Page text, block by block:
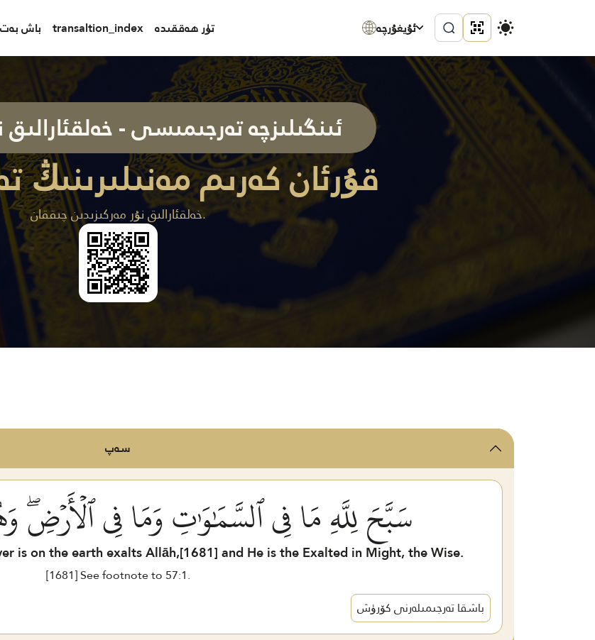
باش بەت transaltion_index تۈر ھەققىدە ئۇيغۇرچە
ئىنگىلىزچە تەرجىمىسى -
قۇرئان كەرىم
خەلقئارالىق نۇر مەركىزىدىن چىققان.
سەپ
سَبَّحَ لِلَّهِ مَا فِي ٱلسَّمَٰوَٰتِ وَمَا فِي ٱلۡأَرۡضِۖ
is on the earth exalts Allāh,[1681] and He is the Exalted in Might, the Wise.
[1681] See footnote to 57:1.
باشقا تەرجىمىلەرنى كۆرۈش